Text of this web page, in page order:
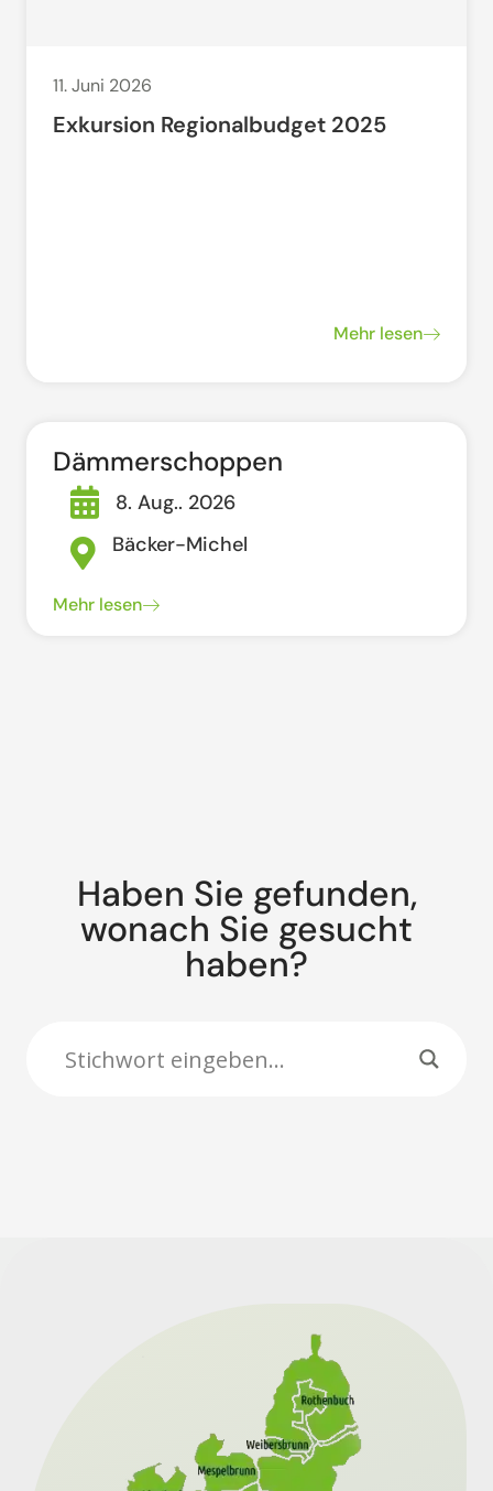
11. Juni 2026
Exkursion Regionalbudget 2025
Mehr lesen
Dämmerschoppen
8. Aug.. 2026
Bäcker-Michel
Mehr lesen
Haben Sie gefunden,
wonach Sie gesucht
haben?